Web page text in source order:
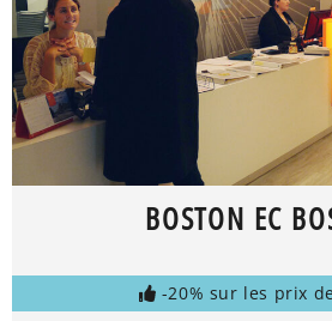
BOSTON EC
-20% sur les prix